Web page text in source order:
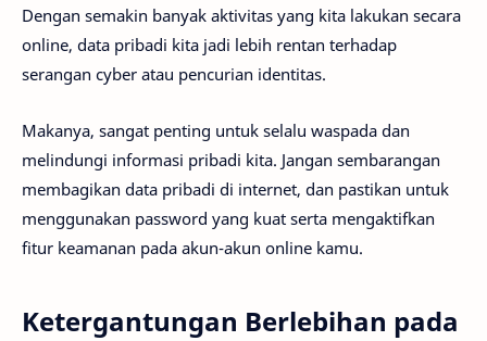
Dengan semakin banyak aktivitas yang kita lakukan secara
online, data pribadi kita jadi lebih rentan terhadap
serangan cyber atau pencurian identitas.
Makanya, sangat penting untuk selalu waspada dan
melindungi informasi pribadi kita. Jangan sembarangan
membagikan data pribadi di internet, dan pastikan untuk
menggunakan password yang kuat serta mengaktifkan
fitur keamanan pada akun-akun online kamu.
Ketergantungan Berlebihan pada